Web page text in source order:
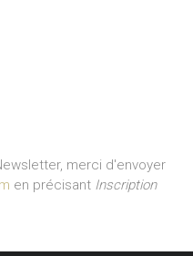
merci d'envoyer
en précisant Inscription